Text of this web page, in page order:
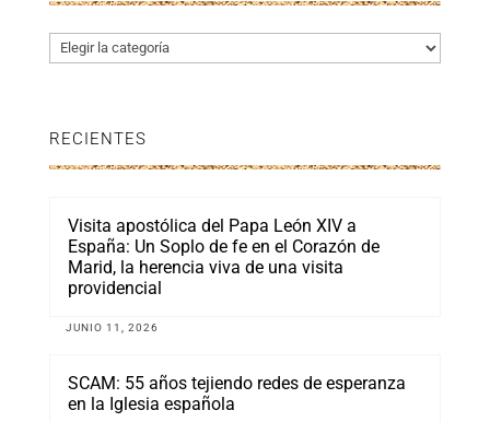
Categorías
RECIENTES
Visita apostólica del Papa León XIV a
España: Un Soplo de fe en el Corazón de
Marid, la herencia viva de una visita
providencial
JUNIO 11, 2026
SCAM: 55 años tejiendo redes de esperanza
en la Iglesia española